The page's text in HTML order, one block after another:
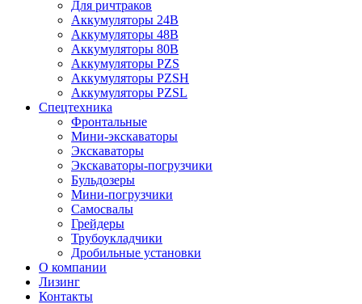
Для ричтраков
Аккумуляторы 24В
Аккумуляторы 48В
Аккумуляторы 80В
Аккумуляторы PZS
Аккумуляторы PZSH
Аккумуляторы PZSL
Спецтехника
Фронтальные
Мини-экскаваторы
Экскаваторы
Экскаваторы-погрузчики
Бульдозеры
Мини-погрузчики
Самосвалы
Грейдеры
Трубоукладчики
Дробильные установки
О компании
Лизинг
Контакты